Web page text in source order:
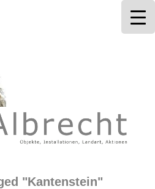
"Kantenstein"